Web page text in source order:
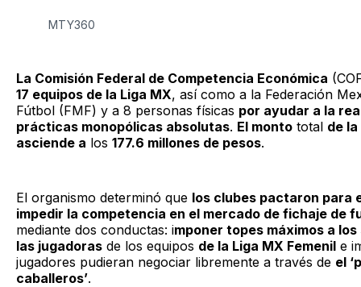
MTY360
La Comisión Federal de Competencia Económica
17 equipos de la Liga MX, así como a la Federación
Fútbol (FMF) y a 8 personas físicas por ayudar a la
prácticas monopólicas absolutas. El monto total de
asciende a los 177.6 millones de pesos.
El organismo determinó que los clubes pactaron para
impedir la competencia en el mercado de fichaje de
mediante dos conductas: imponer topes máximos a
las jugadoras de los equipos de la Liga MX Femenil e
jugadores pudieran negociar libremente a través de el
caballeros’.